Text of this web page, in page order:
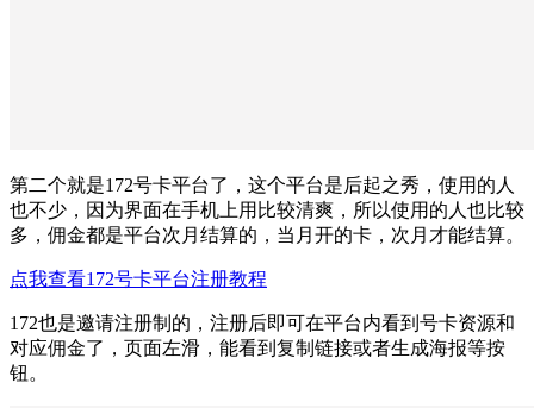
第二个就是172号卡平台了，这个平台是后起之秀，使用的人
也不少，因为界面在手机上用比较清爽，所以使用的人也比较
多，佣金都是平台次月结算的，当月开的卡，次月才能结算。
点我查看172号卡平台注册教程
172也是邀请注册制的，注册后即可在平台内看到号卡资源和
对应佣金了，页面左滑，能看到复制链接或者生成海报等按
钮。